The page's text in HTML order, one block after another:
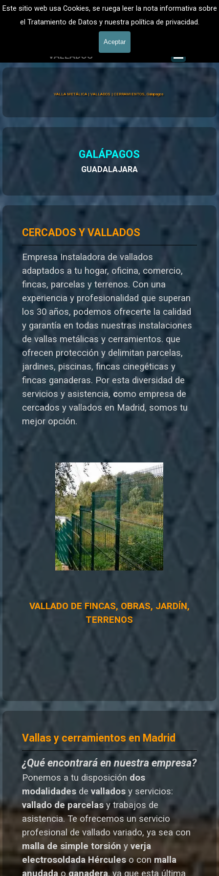
Este sitio web usa Cookies, se ruega leer la nota informativa sobre
el Tratamiento de Datos y nuestra política de privacidad.
Aceptar
Vaya al ContenidoVALLADOS METALICOS MADRID - VALLADO DE FINCAS
Valla Metálica y Vallados fincas
VALLADOS Valla Hércules
601 900 178
VALLA METÁLICA | VALLADOS | CERRAMIENTOS, Galapagos
GALÁPAGOS
GUADALAJARA
CERCADOS Y VALLADOS
Empresa Instaladora de vallados
adaptados a tu hogar, oficina, comercio,
fincas, parcelas y terrenos. Con una
experiencia y profesionalidad que superan
los 30 años, podemos ofrecerte la calidad
y garantía en todas nuestras instalaciones
de vallas metálicas y cerramientos. que
ofrecen protección y delimitan parcelas,
jardines, piscinas, fincas cinegéticas y
fincas ganaderas. Por esta diversidad de
servicios y asistencia, como empresa de
cercados y vallados en Madrid, somos tu
mejor opción.
VALLADO DE FINCAS, OBRAS, JARDÍN,
TERRENOS
Vallas y cerramientos en Madrid
¿Qué encontrará en nuestra empresa?
Ponemos a tu disposición dos
modalidades de vallados y servicios:
vallado de parcelas y trabajos de
asistencia. Te ofrecemos un servicio
profesional de vallado variado, ya sea con
malla de simple torsión y verja
electrosoldada Hércules o con malla
anudada o ganadera, ya que esta última